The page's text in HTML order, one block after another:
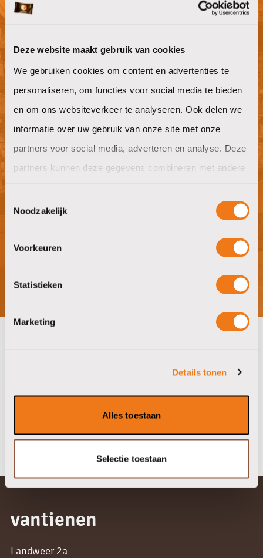
Deze website maakt gebruik van cookies
We gebruiken cookies om content en advertenties te
personaliseren, om functies voor social media te bieden
en om ons websiteverkeer te analyseren. Ook delen we
informatie over uw gebruik van onze site met onze
partners voor social media, adverteren en analyse. Deze
partners kunnen deze gegevens combineren met andere
verzameld op basis van uw gebruik van hun services.
Noodzakelijk
Voorkeuren
Statistieken
Marketing
Details tonen
Alles toestaan
Selectie toestaan
werk?
offerte aanvragen
hebben?
bezoek showroom
onze partners
vantienen
Landweer 2a